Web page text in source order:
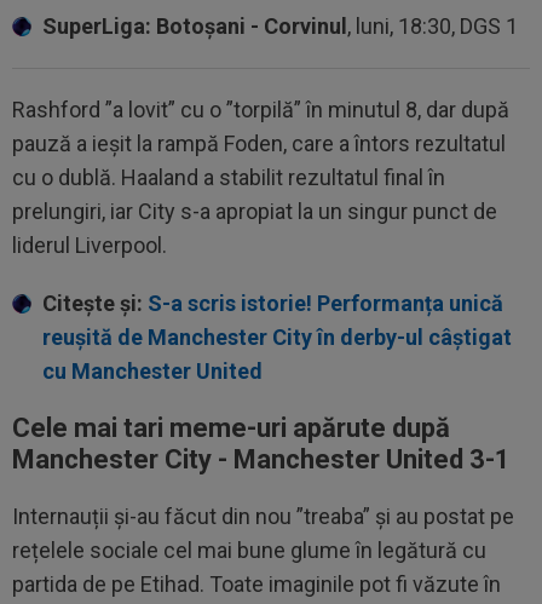
SuperLiga: Botoșani - Corvinul , luni, 18:30, DGS 1
Rashford ”a lovit” cu o ”torpilă” în minutul 8, dar după
pauză a ieșit la rampă Foden, care a întors rezultatul
cu o dublă. Haaland a stabilit rezultatul final în
prelungiri, iar City s-a apropiat la un singur punct de
liderul Liverpool.
Citește și: S-a scris istorie! Performanța unică
reușită de Manchester City în derby-ul câștigat
cu Manchester United
Cele mai tari meme-uri apărute după
Manchester City - Manchester United 3-1
Internauții și-au făcut din nou ”treaba” și au postat pe
rețelele sociale cel mai bune glume în legătură cu
partida de pe Etihad. Toate imaginile pot fi văzute în